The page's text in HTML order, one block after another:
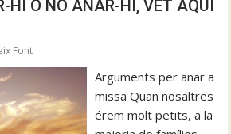
HI O NO ANAR-HI, VET AQUÍ
Font
Arguments per anar a
missa Quan nosaltres
érem molt petits, a la